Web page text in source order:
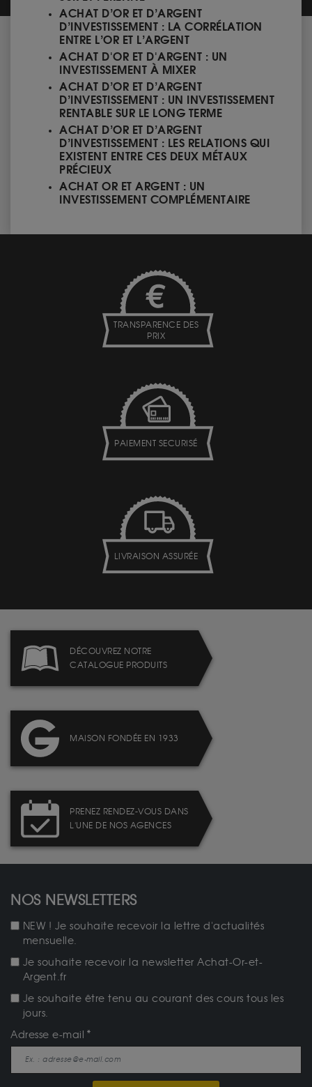
ACHAT D’OR ET D’ARGENT
D’INVESTISSEMENT : LA CORRÉLATION
ENTRE L’OR ET L’ARGENT
ACHAT D'OR ET D'ARGENT : UN
INVESTISSEMENT À MIXER
ACHAT D’OR ET D’ARGENT
D’INVESTISSEMENT : UN INVESTISSEMENT
RENTABLE SUR LE LONG TERME
ACHAT D’OR ET D’ARGENT
D’INVESTISSEMENT : LES RELATIONS QUI
EXISTENT ENTRE CES DEUX MÉTAUX
PRÉCIEUX
ACHAT OR ET ARGENT : UN
INVESTISSEMENT COMPLÉMENTAIRE
TRANSPARENCE DES
PRIX
PAIEMENT SECURISÉ
LIVRAISON ASSURÉE
DÉCOUVREZ NOTRE
CATALOGUE PRODUITS
MAISON FONDÉE EN 1933
PRENEZ RENDEZ-VOUS DANS
L'UNE DE NOS AGENCES
NOS NEWSLETTERS
NEW ! Je souhaite recevoir la lettre d'actualités
mensuelle.
Je souhaite recevoir la newsletter Achat-Or-et-
Argent.fr
Je souhaite être tenu au courant des cours tous les
jours.
Adresse e-mail